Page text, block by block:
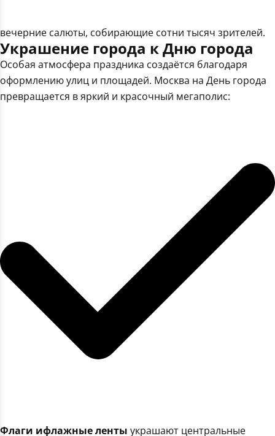
вечерние салюты, собирающие сотни тысяч зрителей.
Украшение города к Дню города
Особая атмосфера праздника создаётся благодаря
оформлению улиц и площадей. Москва на День города
превращается в яркий и красочный мегаполис:
Флаги ифлажные ленты украшают центральные